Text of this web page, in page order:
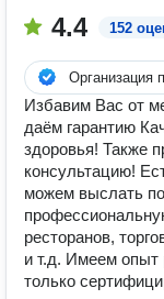
4.4 152
Организация
Избавим Вас от
даём гарантию
здоровья! Также
консультацию!
можем выслать
ресторанов,
и т.д. Имеем опыт
только